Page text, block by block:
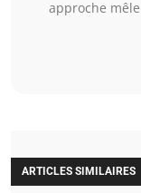
approche
ARTICLES SIMILAIRES